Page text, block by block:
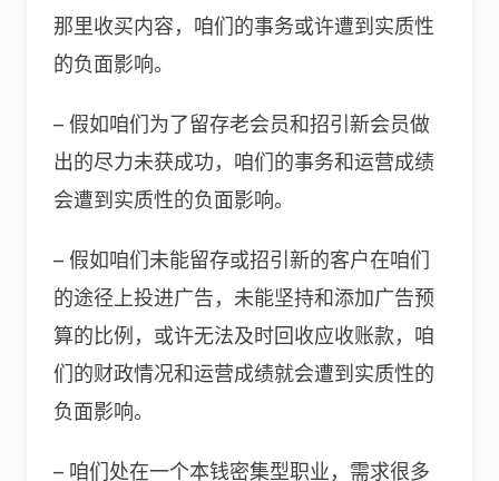
那里收买内容，咱们的事务或许遭到实质性
的负面影响。
– 假如咱们为了留存老会员和招引新会员做
出的尽力未获成功，咱们的事务和运营成绩
会遭到实质性的负面影响。
– 假如咱们未能留存或招引新的客户在咱们
的途径上投进广告，未能坚持和添加广告预
算的比例，或许无法及时回收应收账款，咱
们的财政情况和运营成绩就会遭到实质性的
负面影响。
– 咱们处在一个本钱密集型职业，需求很多